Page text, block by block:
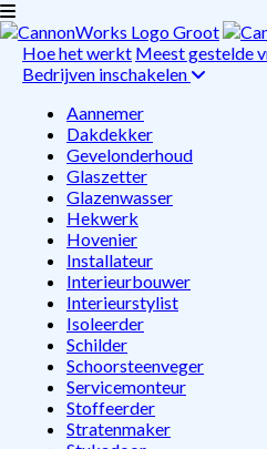
Hoe het werkt Meest gestelde
Bedrijven inschakelen
Aannemer
Dakdekker
Gevelonderhoud
Glaszetter
Glazenwasser
Hekwerk
Hovenier
Installateur
Interieurbouwer
Interieurstylist
Isoleerder
Schilder
Schoorsteenveger
Servicemonteur
Stoffeerder
Stratenmaker